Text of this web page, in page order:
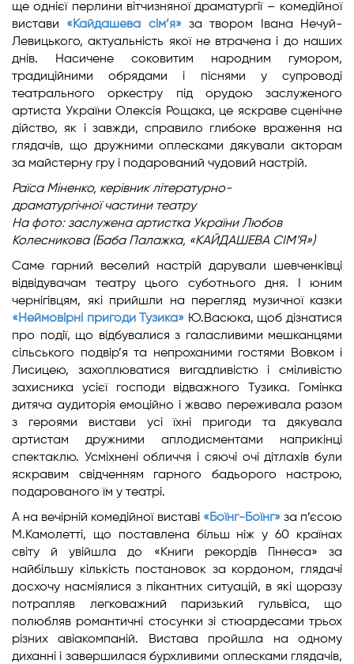
ще однієї перлини вітчизняної драматургії – комедійної
вистави «Кайдашева сім’я»за твором Івана Нечуй-
Левицького, актуальність якої не втрачена і до наших
днів. Насичене соковитим народним гумором,
традиційними обрядами і піснями у супроводі
театрального оркестру під орудою заслуженого
артиста України Олексія Рощака, це яскраве сценічне
дійство, як і завжди, справило глибоке враження на
глядачів, що дружними оплесками дякували акторам
за майстерну гру і подарований чудовий настрій.
Раїса Міненко, керівник літературно-
драматургічноїчастини театру
На фото: заслужена артистка України Любов
Колесникова (Баба Палажка, «КАЙДАШЕВА СІМ’Я»)
Саме гарний веселий настрій дарували шевченківці
відвідувачам театру цього суботнього дня. І юним
чернігівцям, які прийшли на перегляд музичної казки
«Неймовірні пригоди Тузика» Ю.Васюка, щоб дізнатися
про події, що відбувалися з галасливими мешканцями
сільського подвір’я та непроханими гостями Вовком і
Лисицею, захоплюватися вигадливістю і сміливістю
захисника усієї господи відважного Тузика. Гомінка
дитяча аудиторія емоційно і жваво переживала разом
з героями вистави усі їхні пригоди та дякувала
артистам дружними аплодисментами наприкінці
спектаклю. Усміхнені обличчя і сяючі очі дітлахів були
яскравим свідченням гарного бадьорого настрою,
подарованого їм у театрі.
А на вечірній комедійної виставі «Боїнг-Боїнг»за п’єсою
М.Камолетті, що поставлена більш ніж у 60 країнах
світу й увійшла до «Книги рекордів Гіннеса» за
найбільшу кількість постановок за кордоном, глядачі
досхочу насміялися з пікантних ситуацій, в які щоразу
потрапляв легковажний паризький гульвіса, що
полюбляв романтичні стосунки зі стюардесами трьох
різних авіакомпаній. Вистава пройшла на одному
диханні і завершилася бурхливими оплесками глядачів,